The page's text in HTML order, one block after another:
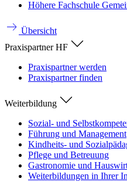
Höhere Fachschule
Übersicht
Praxispartner HF
Praxispartner werden
Praxispartner finden
Weiterbildung
Sozial- und
Führung und Management
Kindheits- und
Pflege und Betreuung
Gastronomie und
Weiterbildungen in Ihrer